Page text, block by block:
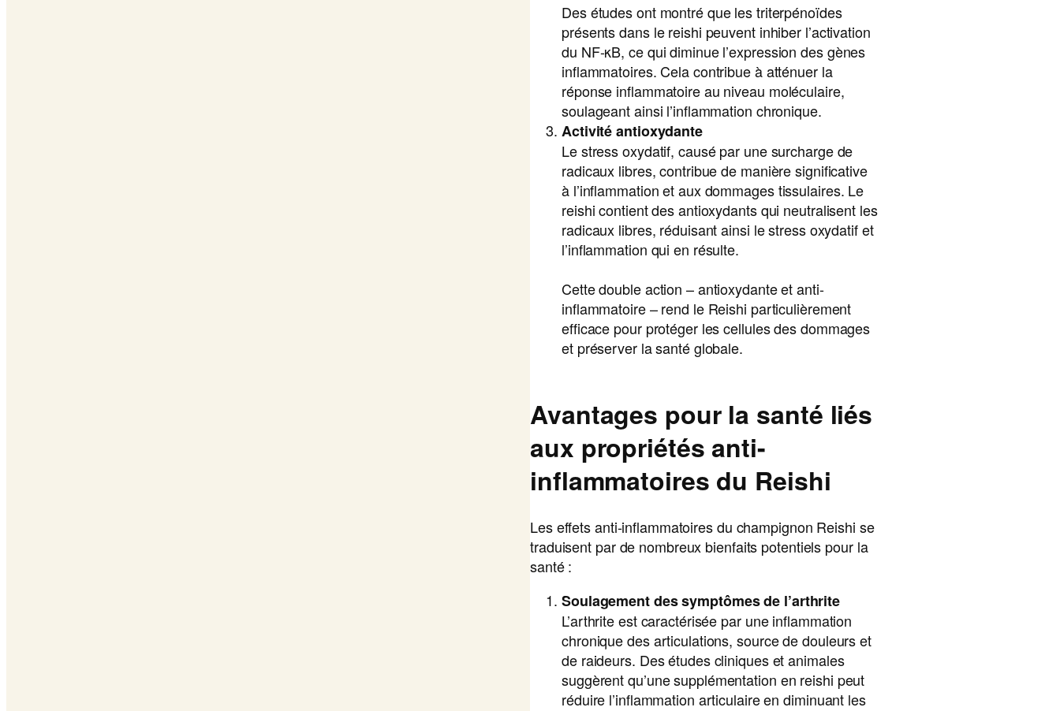
Des études ont montré que les triterpénoïdes
présents dans le reishi peuvent inhiber l’activation
du NF-κB, ce qui diminue l’expression des gènes
inflammatoires. Cela contribue à atténuer la
réponse inflammatoire au niveau moléculaire,
soulageant ainsi l’inflammation chronique.
Activité antioxydante
Le stress oxydatif, causé par une surcharge de
radicaux libres, contribue de manière significative
à l’inflammation et aux dommages tissulaires. Le
reishi contient des antioxydants qui neutralisent les
radicaux libres, réduisant ainsi le stress oxydatif et
l’inflammation qui en résulte.
Cette double action – antioxydante et anti-
inflammatoire – rend le Reishi particulièrement
efficace pour protéger les cellules des dommages
et préserver la santé globale.
Avantages pour la santé liés
aux propriétés anti-
inflammatoires du Reishi
Les effets anti-inflammatoires du champignon Reishi se
traduisent par de nombreux bienfaits potentiels pour la
santé :
Soulagement des symptômes de l’arthrite
L’arthrite est caractérisée par une inflammation
chronique des articulations, source de douleurs et
de raideurs. Des études cliniques et animales
suggèrent qu’une supplémentation en reishi peut
réduire l’inflammation articulaire en diminuant les